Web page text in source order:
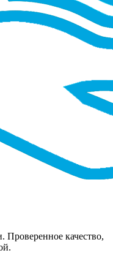
Проверенное качество,